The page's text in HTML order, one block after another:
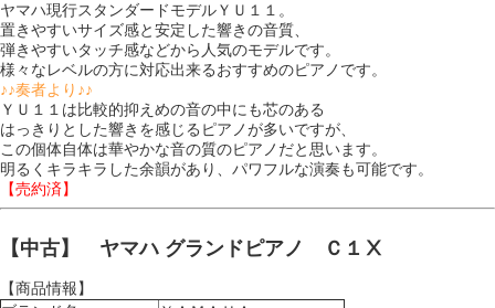
ヤマハ現行スタンダードモデルＹＵ１１。
置きやすいサイズ感と安定した響きの音質、
弾きやすいタッチ感などから人気のモデルです。
様々なレベルの方に対応出来るおすすめのピアノです。
♪♪奏者より♪♪
ＹＵ１１は比較的抑えめの音の中にも芯のある
はっきりとした響きを感じるピアノが多いですが、
この個体自体は華やかな音の質のピアノだと思います。
明るくキラキラした余韻があり、パワフルな演奏も可能です。
【売約済】
【中古】 ヤマハ グランドピアノ Ｃ１Ⅹ
【商品情報】